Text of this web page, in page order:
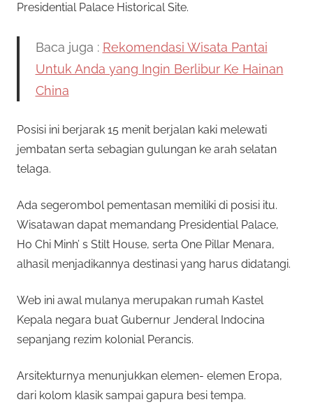
Presidential Palace Historical Site.
Baca juga : Rekomendasi Wisata Pantai
Untuk Anda yang Ingin Berlibur Ke Hainan
China
Posisi ini berjarak 15 menit berjalan kaki melewati
jembatan serta sebagian gulungan ke arah selatan
telaga.
Ada segerombol pementasan memiliki di posisi itu.
Wisatawan dapat memandang Presidential Palace,
Ho Chi Minh’ s Stilt House, serta One Pillar Menara,
alhasil menjadikannya destinasi yang harus didatangi.
Web ini awal mulanya merupakan rumah Kastel
Kepala negara buat Gubernur Jenderal Indocina
sepanjang rezim kolonial Perancis.
Arsitekturnya menunjukkan elemen- elemen Eropa,
dari kolom klasik sampai gapura besi tempa.